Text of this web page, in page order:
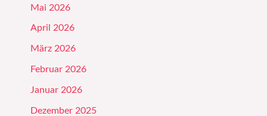
Mai 2026
April 2026
März 2026
Februar 2026
Januar 2026
Dezember 2025